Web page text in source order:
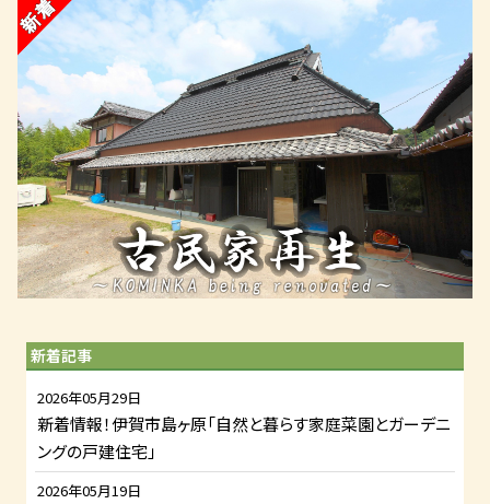
新着記事
2026年05月29日
新着情報！伊賀市島ヶ原「自然と暮らす家庭菜園とガーデニ
ングの戸建住宅」
2026年05月19日